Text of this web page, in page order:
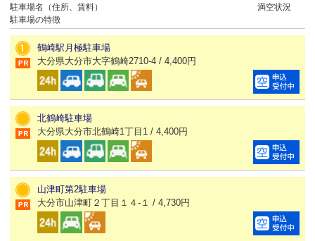
駐車場名（住所、賃料）
駐車場の特徴
満空状況
鶴崎駅月極駐車場
大分県大分市大字鶴崎2710-4 / 4,400円
北鶴崎駐車場
大分県大分市北鶴崎1丁目1 / 4,400円
山津町第2駐車場
大分市山津町２丁目１４-１ / 4,730円